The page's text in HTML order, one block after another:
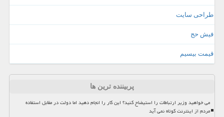
طراحی سایت
فیش حج
قیمت بیسیم
پربیننده ترین ها
می خواهید وزیر ارتباطات را استیضاح کنید؟ این کار را انجام دهید اما دولت در مقابل استفاده
مردم از اینترنت کوتاه نمی آید